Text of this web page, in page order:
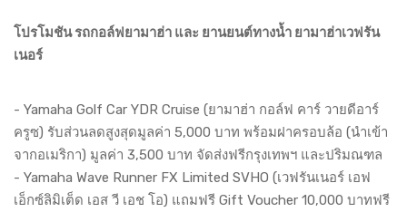
โปรโมชัน รถกอล์ฟยามาฮ่า และ ยานยนต์ทางน้ำ ยามาฮ่าเวฟรัน
เนอร์
- Yamaha Golf Car YDR Cruise (ยามาฮ่า กอล์ฟ คาร์ วายดีอาร์
ครูซ) รับส่วนลดสูงสุดมูลค่า 5,000 บาท พร้อมฝาครอบล้อ (นำเข้า
จากอเมริกา) มูลค่า 3,500 บาท จัดส่งฟรีกรุงเทพฯ และปริมณฑล
- Yamaha Wave Runner FX Limited SVHO (เวฟรันเนอร์ เอฟ
เอ็กซ์ลิมิเต็ด เอส วี เอช โอ) แถมฟรี Gift Voucher 10,000 บาทฟรี